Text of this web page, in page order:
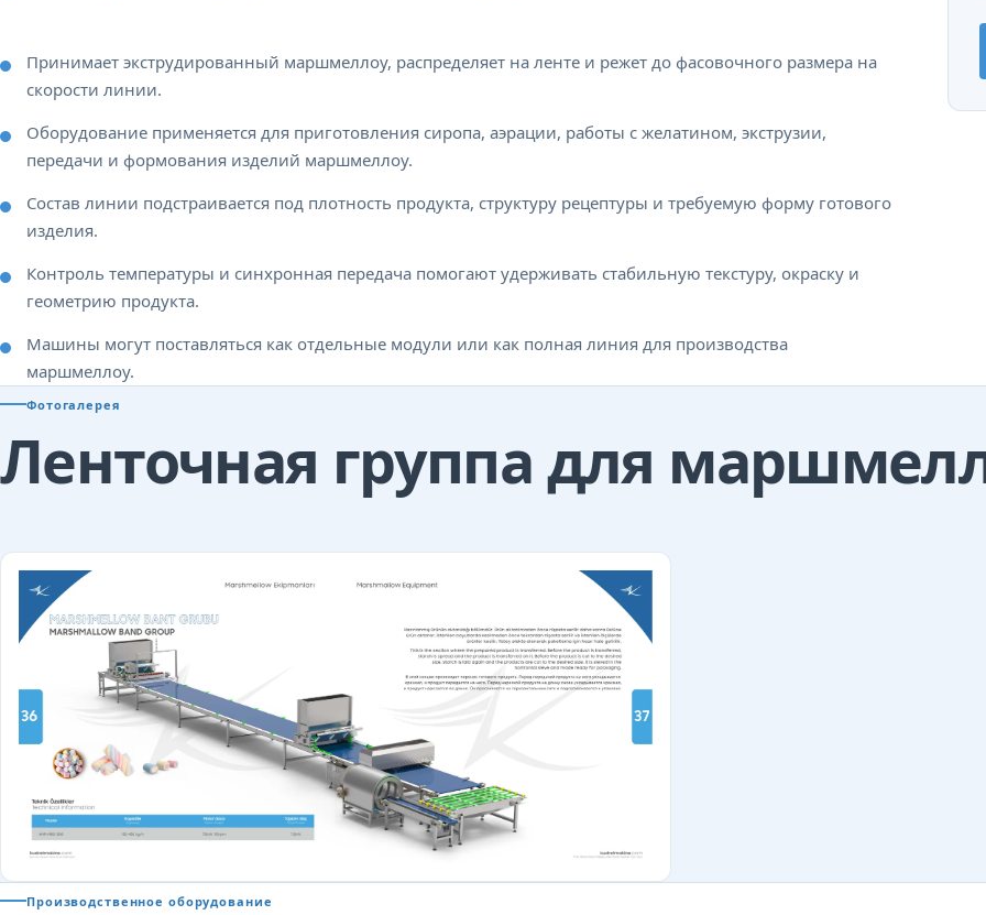
Принимает экструдированный маршмеллоу, распределяет на ленте и режет до фасовочного размера на
скорости линии.
Оборудование применяется для приготовления сиропа, аэрации, работы с желатином, экструзии,
передачи и формования изделий маршмеллоу.
Состав линии подстраивается под плотность продукта, структуру рецептуры и требуемую форму готового
изделия.
Контроль температуры и синхронная передача помогают удерживать стабильную текстуру, окраску и
геометрию продукта.
Машины могут поставляться как отдельные модули или как полная линия для производства
маршмеллоу.
Фотогалерея
Ленточная группа для
Производственное оборудование